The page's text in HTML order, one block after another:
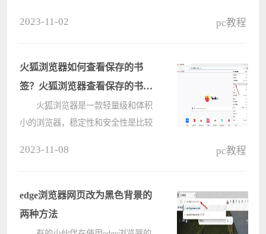
制作，一款为官方插件，那么本期电
脑????
2023-11-02 pc教程
火狐浏览器如何查看保存的书
签？火狐浏览器查看保存的书签
的方法
火狐浏览器是一款轻量级和体积
小的浏览器，稳定性和安全性是比较
本篇教程将来为大家介绍查看方法。
????
2023-11-08 pc教程
edge浏览器网页改为黑色背景的
两种方法